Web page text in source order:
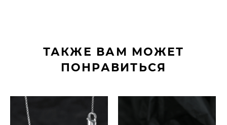
ТАКЖЕ ВАМ МОЖЕТ
ПОНРАВИТЬСЯ